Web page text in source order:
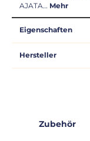
AJATA… Mehr
Eigenschaften
Hersteller
Zubehör